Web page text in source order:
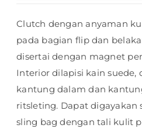
Clutch dengan anyaman
pada bagian flip dan
disertai dengan magnet
Interior dilapisi kain suede,
kantung dalam dan
ritsleting. Dapat digayakan
sling bag dengan tali kulit